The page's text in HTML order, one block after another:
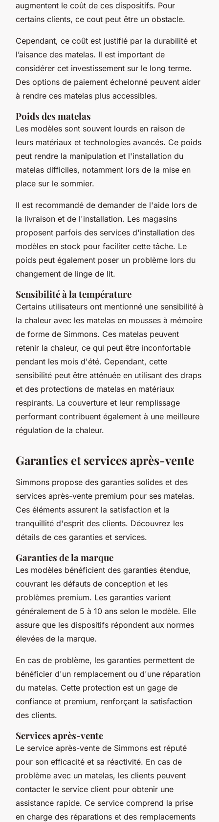
augmentent le coût de ces dispositifs. Pour
certains clients, ce cout peut être un obstacle.
Cependant, ce coût est justifié par la durabilité et
l’aisance des matelas. Il est important de
considérer cet investissement sur le long terme.
Des options de paiement échelonné peuvent aider
à rendre ces matelas plus accessibles.
Poids des matelas
Les modèles sont souvent lourds en raison de
leurs matériaux et technologies avancés. Ce poids
peut rendre la manipulation et l'installation du
matelas difficiles, notamment lors de la mise en
place sur le sommier.
Il est recommandé de demander de l'aide lors de
la livraison et de l'installation. Les magasins
proposent parfois des services d'installation des
modèles en stock pour faciliter cette tâche. Le
poids peut également poser un problème lors du
changement de linge de lit.
Sensibilité à la température
Certains utilisateurs ont mentionné une sensibilité à
la chaleur avec les matelas en mousses à mémoire
de forme de Simmons. Ces matelas peuvent
retenir la chaleur, ce qui peut être inconfortable
pendant les mois d'été. Cependant, cette
sensibilité peut être atténuée en utilisant des draps
et des protections de matelas en matériaux
respirants. La couverture et leur remplissage
performant contribuent également à une meilleure
régulation de la chaleur.
Garanties et services après-vente
Simmons propose des garanties solides et des
services après-vente premium pour ses matelas.
Ces éléments assurent la satisfaction et la
tranquillité d'esprit des clients. Découvrez les
détails de ces garanties et services.
Garanties de la marque
Les modèles bénéficient des garanties étendue,
couvrant les défauts de conception et les
problèmes premium. Les garanties varient
généralement de 5 à 10 ans selon le modèle. Elle
assure que les dispositifs répondent aux normes
élevées de la marque.
En cas de problème, les garanties permettent de
bénéficier d'un remplacement ou d'une réparation
du matelas. Cette protection est un gage de
confiance et premium, renforçant la satisfaction
des clients.
Services après-vente
Le service après-vente de Simmons est réputé
pour son efficacité et sa réactivité. En cas de
problème avec un matelas, les clients peuvent
contacter le service client pour obtenir une
assistance rapide. Ce service comprend la prise
en charge des réparations et des remplacements